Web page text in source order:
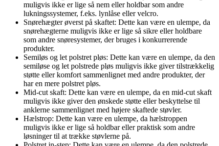
muligvis ikke er lige så nem eller holdbar som andre
lukningssystemer, f.eks. lynlåse eller velcro.
Snørehægter øverst på skaftet: Dette kan være en ulempe, da
snørehægterne muligvis ikke er lige så sikre eller holdbare
som andre snøresystemer, der bruges i konkurrerende
produkter.
Semiløs og let polstret pløs: Dette kan være en ulempe, da den
semiløse og let polstrede pløs muligvis ikke giver tilstrækkelig
støtte eller komfort sammenlignet med andre produkter, der
har en mere polstret pløs.
Mid-cut skaft: Dette kan være en ulempe, da en mid-cut skaft
muligvis ikke giver den ønskede støtte eller beskyttelse til
anklerne sammenlignet med højere skaftede støvler.
Hælstrop: Dette kan være en ulempe, da hælstroppen
muligvis ikke er lige så holdbar eller praktisk som andre
løsninger til at trække støvlerne på.